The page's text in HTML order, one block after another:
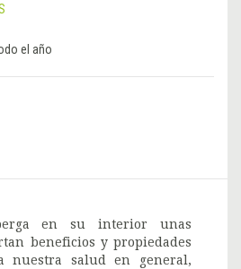
el año
en su interior unas
beneficios y propiedades
nuestra salud en general,